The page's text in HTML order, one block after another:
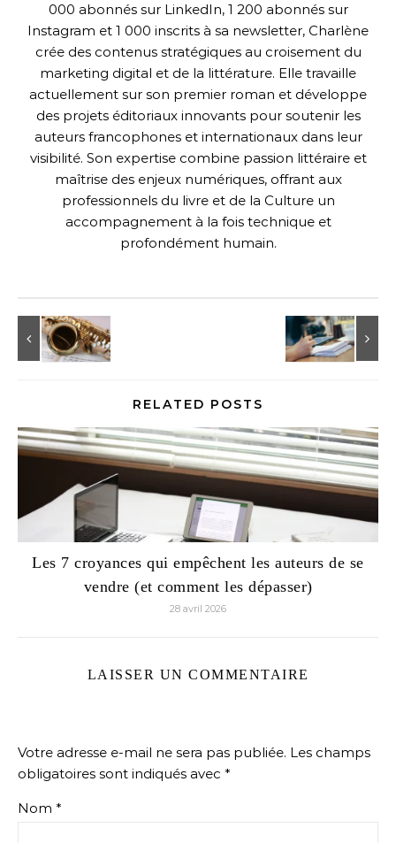
000 abonnés sur LinkedIn, 1 200 abonnés sur
Instagram et 1 000 inscrits à sa newsletter, Charlène
crée des contenus stratégiques au croisement du
marketing digital et de la littérature. Elle travaille
actuellement sur son premier roman et développe
des projets éditoriaux innovants pour soutenir les
auteurs francophones et internationaux dans leur
visibilité. Son expertise combine passion littéraire et
maîtrise des enjeux numériques, offrant aux
professionnels du livre et de la Culture un
accompagnement à la fois technique et
profondément humain.
RELATED POSTS
Les 7 croyances qui empêchent les auteurs de se
vendre (et comment les dépasser)
28 avril 2026
LAISSER UN COMMENTAIRE
Votre adresse e-mail ne sera pas publiée. Les champs
obligatoires sont indiqués avec *
Nom *